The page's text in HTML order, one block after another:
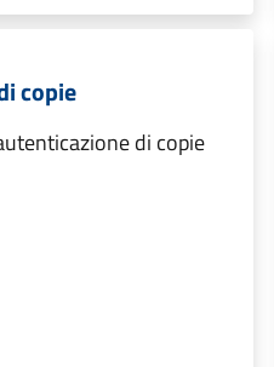
copie
di copie